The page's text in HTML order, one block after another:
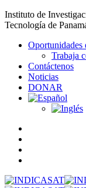
Instituto de
Tecnología de
Oportunidades
Trabaja
Contáctenos
Noticias
DONAR